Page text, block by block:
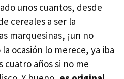
unos cuantos, desde
cereales a ser la
marquesinas, ¡un no
ocasión lo merece, ya iba
cuatro años si no me